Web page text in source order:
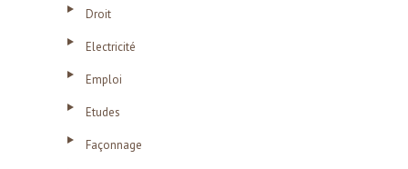
Droit
Electricité
Emploi
Etudes
Façonnage